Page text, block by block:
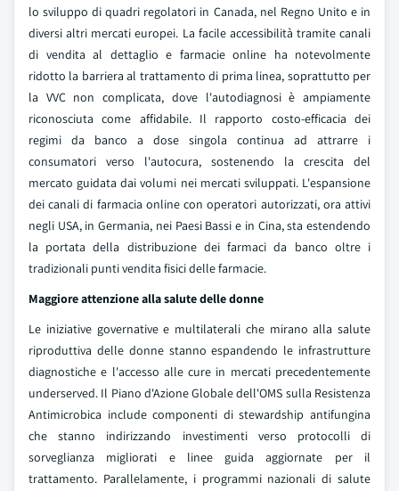
lo sviluppo di quadri regolatori in Canada, nel Regno Unito e in
diversi altri mercati europei. La facile accessibilità tramite canali
di vendita al dettaglio e farmacie online ha notevolmente
ridotto la barriera al trattamento di prima linea, soprattutto per
la VVC non complicata, dove l'autodiagnosi è ampiamente
riconosciuta come affidabile. Il rapporto costo-efficacia dei
regimi da banco a dose singola continua ad attrarre i
consumatori verso l'autocura, sostenendo la crescita del
mercato guidata dai volumi nei mercati sviluppati. L'espansione
dei canali di farmacia online con operatori autorizzati, ora attivi
negli USA, in Germania, nei Paesi Bassi e in Cina, sta estendendo
la portata della distribuzione dei farmaci da banco oltre i
tradizionali punti vendita fisici delle farmacie.
Maggiore attenzione alla salute delle donne
Le iniziative governative e multilaterali che mirano alla salute
riproduttiva delle donne stanno espandendo le infrastrutture
diagnostiche e l'accesso alle cure in mercati precedentemente
underserved. Il Piano d'Azione Globale dell'OMS sulla Resistenza
Antimicrobica include componenti di stewardship antifungina
che stanno indirizzando investimenti verso protocolli di
sorveglianza migliorati e linee guida aggiornate per il
trattamento. Parallelamente, i programmi nazionali di salute